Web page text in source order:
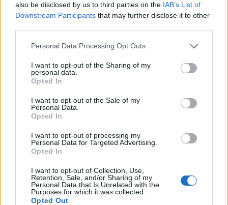
also be disclosed by us to third parties on the IAB’s List of
Downstream Participants that may further disclose it to other
Please note that this website/app uses one or more Google
not limited to your visit or usage behaviour. You may click to
grant or deny consent to Google and its third-party tags to
use your data for below specified purposes in below Google
consent section.
Personal Data Processing Opt Outs
I want to opt-out of the Sharing of my
personal data.
Opted In
I want to opt-out of the Sale of my
Personal Data.
Opted In
I want to opt-out of processing my
Personal Data for Targeted Advertising.
Opted In
I want to opt-out of Collection, Use,
Retention, Sale, and/or Sharing of my
Personal Data that Is Unrelated with the
Purposes for which it was collected.
Opted Out
Németországban 5,8 százalékkal csaknem
másfél millióra emelkedett az új
személygépkocsik forgalomba helyezése az
idei első fél évben, miközben tovább
gyorsult az elektromos meghajtású
modellek térnyerése. A tisztán elektromos
autók regisztrációja 48 százalékkal nőtt az
egy évvel korábbihoz képest - közölte ma a
német szövetségi gépjármű-közlekedési
hatóság.